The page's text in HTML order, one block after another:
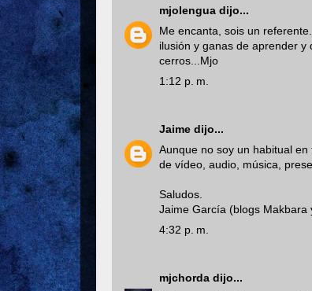
mjolengua dijo...
Me encanta, sois un
ilusión y ganas de aprender
cerros...Mjo
1:12 p. m.
Jaime dijo...
Aunque no soy un habitual
de vídeo, audio, música,
Saludos.
Jaime García (blogs Makbara
4:32 p. m.
mjchorda dijo...